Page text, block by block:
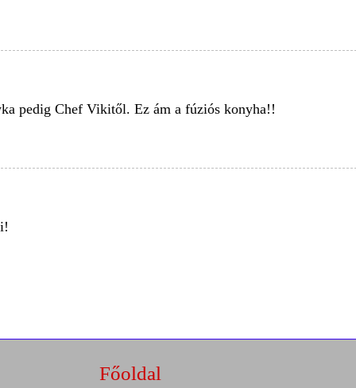
pedig Chef Vikitől. Ez ám a fúziós konyha!!
Főoldal